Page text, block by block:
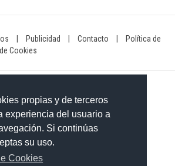
propias y de terceros
experiencia del usuario a
Si continúas
su uso.
Cookies
Publicidad Contacto
Política de
Cookies
/ redaccionextra@gmail.com